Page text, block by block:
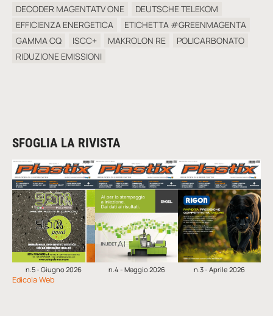
DECODER MAGENTATV ONE
DEUTSCHE TELEKOM
EFFICIENZA ENERGETICA
ETICHETTA #GREENMAGENTA
GAMMA CQ
ISCC+ MAKROLON RE
POLICARBONATO
RIDUZIONE EMISSIONI
SFOGLIA LA RIVISTA
n.5 - Giugno 2026 n.4 - Maggio 2026 n.3 - Aprile 2026
Edicola Web